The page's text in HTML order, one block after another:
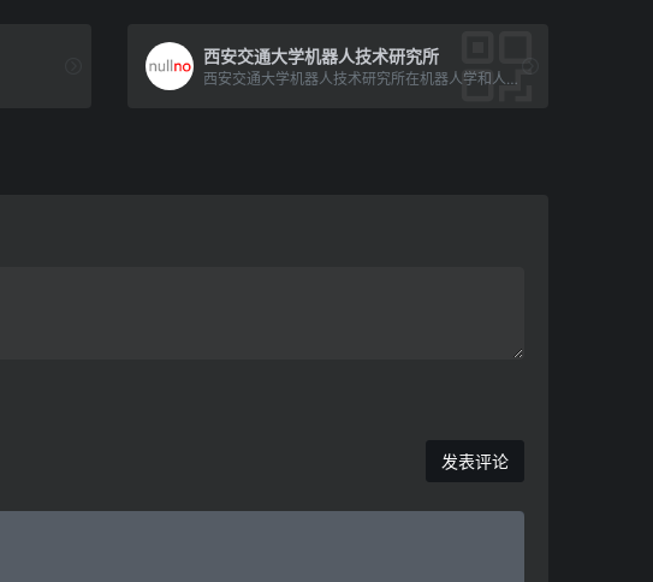
西安交通大学机器人技术研究所
西安交通大学机器人技术研究所在机器人学和人工智能领域具有较高的研究水平。他们的研究方向包括机器人智能控制、服务[…]